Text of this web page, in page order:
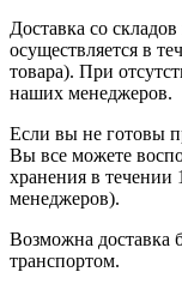
Доставка со
осуществляется в
товара). При
наших менеджеров.
Если вы не готовы
Вы все можете
хранения в течении
менеджеров).
Возможна доставка
транспортом.